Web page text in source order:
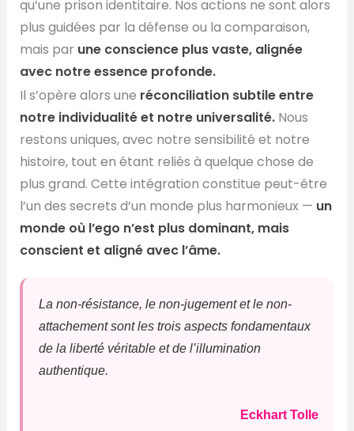
qu’une prison identitaire. Nos actions ne sont alors
plus guidées par la défense ou la comparaison,
mais par une conscience plus vaste, alignée
avec notre essence profonde.
Il s’opère alors une réconciliation subtile entre
notre individualité et notre universalité. Nous
restons uniques, avec notre sensibilité et notre
histoire, tout en étant reliés à quelque chose de
plus grand. Cette intégration constitue peut-être
l’un des secrets d’un monde plus harmonieux — un
monde où l’ego n’est plus dominant, mais
conscient et aligné avec l’âme.
La non-résistance, le non-jugement et le non-
attachement sont les trois aspects fondamentaux
de la liberté véritable et de l’illumination
authentique.
Eckhart Tolle